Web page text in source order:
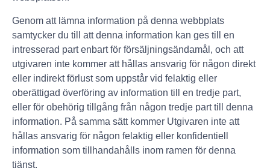
Genom att lämna information på denna webbplats
samtycker du till att denna information kan ges till en
intresserad part enbart för försäljningsändamål, och att
utgivaren inte kommer att hållas ansvarig för någon direkt
eller indirekt förlust som uppstår vid felaktig eller
oberättigad överföring av information till en tredje part,
eller för obehörig tillgång från någon tredje part till denna
information. På samma sätt kommer Utgivaren inte att
hållas ansvarig för någon felaktig eller konfidentiell
information som tillhandahålls inom ramen för denna
tjänst.